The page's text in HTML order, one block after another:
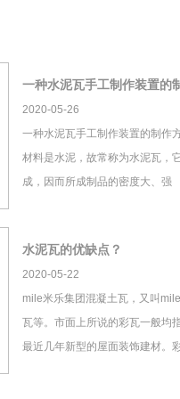
一种水泥瓦手工制作装置的
2020-05-26
一种水泥瓦手工制作装置的制作
材料是水泥，故常称为水泥瓦，
成，因而所成制品的密度大、强
水泥瓦的优缺点？
2020-05-22
mile米乐集团混凝土瓦，又叫
瓦等。市面上所说的彩瓦一般均
最近几年新型的屋面装饰建材。